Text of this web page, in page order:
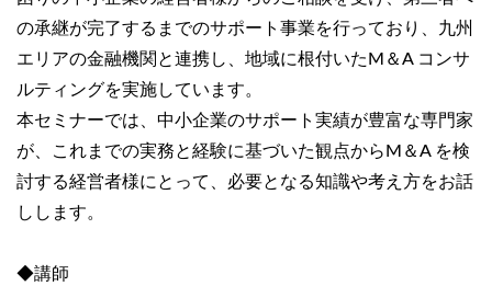
の承継が完了するまでのサポート事業を行っており、九州
エリアの金融機関と連携し、地域に根付いたM＆A コンサ
ルティングを実施しています。
本セミナーでは、中小企業のサポート実績が豊富な専門家
が、これまでの実務と経験に基づいた観点からM＆A を検
討する経営者様にとって、必要となる知識や考え方をお話
しします。
◆講師